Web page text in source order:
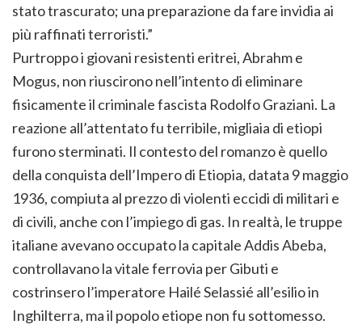
stato trascurato; una preparazione da fare invidia ai
più raffinati terroristi.”
Purtroppo i giovani resistenti eritrei, Abrahm e
Mogus, non riuscirono nell’intento di eliminare
fisicamente il criminale fascista Rodolfo Graziani. La
reazione all’attentato fu terribile, migliaia di etiopi
furono sterminati. Il contesto del romanzo è quello
della conquista dell’Impero di Etiopia, datata 9 maggio
1936, compiuta al prezzo di violenti eccidi di militari e
di civili, anche con l’impiego di gas. In realtà, le truppe
italiane avevano occupato la capitale Addis Abeba,
controllavano la vitale ferrovia per Gibuti e
costrinsero l’imperatore Hailé Selassié all’esilio in
Inghilterra, ma il popolo etiope non fu sottomesso.